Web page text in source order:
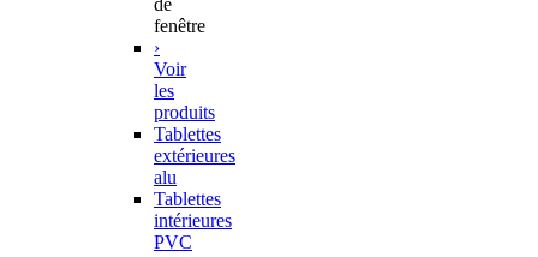
fenêtre
›
Voir
les
produits
Tablettes
extérieures
alu
Tablettes
intérieures
PVC